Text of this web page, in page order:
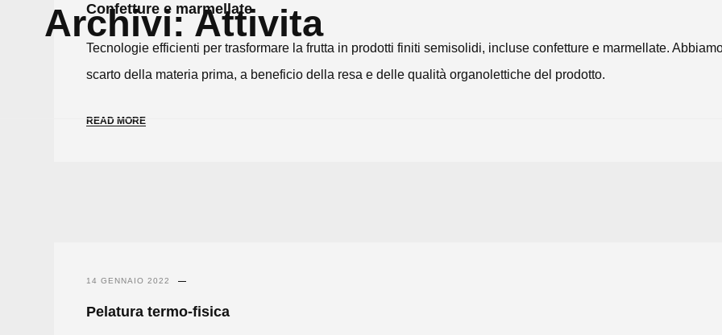
Archivi:Attivita
Confetture e marmellate
Tecnologie efficienti per trasformare la frutta in prodotti finiti semisolidi, incluse confetture e marmellate.
scarto della materia prima, a beneficio della resa e delle qualità organolettiche del prodotto.
READ MORE
14 GENNAIO 2022
Pelatura termo-fisica